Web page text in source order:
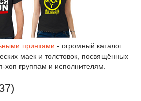
принтами - огромный каталог
маек и толстовок, посвящённых
хоп группам и исполнителям.